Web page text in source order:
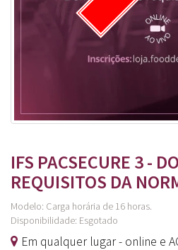
IFS PACSECURE 3 -
REQUISITOS DA
Modelo: Carga horária de 16 horas.
Disponibilidade: Esgotado
Em qualquer lugar - online e